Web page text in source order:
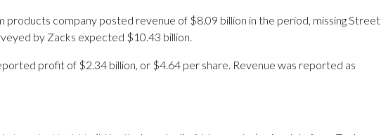
products company posted revenue of $8.09 billion in the period, missing Street
by Zacks expected $10.43 billion.
profit of $2.34 billion, or $4.64 per share. Revenue was reported as